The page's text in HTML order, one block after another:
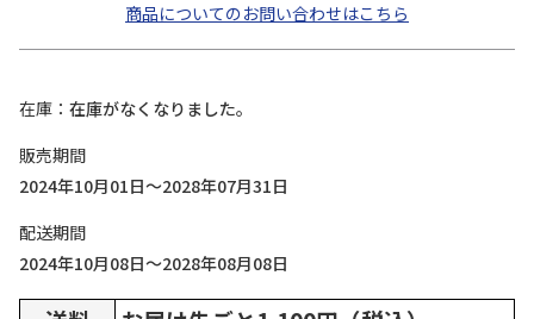
商品についてのお問い合わせはこちら
在庫
在庫がなくなりました。
販売期間
2024年10月01日～2028年07月31日
配送期間
2024年10月08日～2028年08月08日